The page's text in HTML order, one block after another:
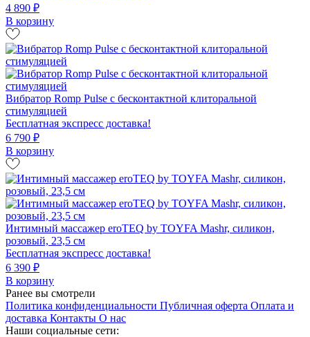
4 890 ₽
В корзину
Вибратор Romp Pulse с бесконтактной клиторальной
стимуляцией
Бесплатная экспресс доставка!
6 790 ₽
В корзину
Интимный массажер eroTEQ by TOYFA Mashr, силикон,
розовый, 23,5 см
Бесплатная экспресс доставка!
6 390 ₽
В корзину
Ранее вы смотрели
Политика конфиденциальности Публичная оферта Оплата и
доставка Контакты О нас
Наши социальные сети: